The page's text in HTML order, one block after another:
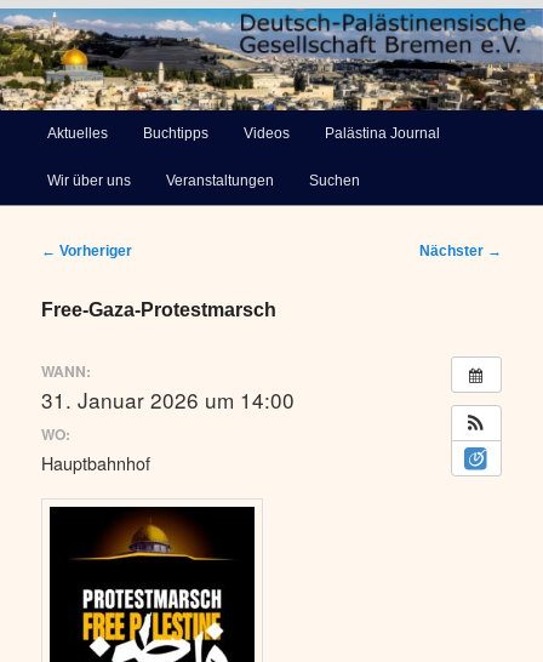
Deutsch-Palästinensische
Zum
primären
Aktuelles Buchtipps Videos Palästina Journal
Wir über uns Veranstaltungen Suchen
Beitragsnavigation
← Vorheriger Nächster →
Free-Gaza-Protestmarsch
WANN:
31. Januar 2026 um 14:00
WO:
Hauptbahnhof